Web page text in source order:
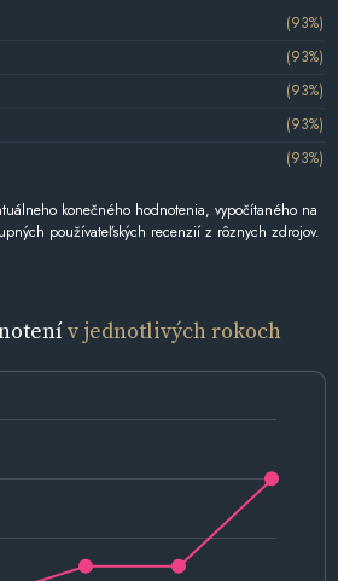
(93%)
(93%)
(93%)
(93%)
(93%)
konečného hodnotenia, vypočítaného na
používateľských recenzií z rôznych zdrojov.
v jednotlivých rokoch